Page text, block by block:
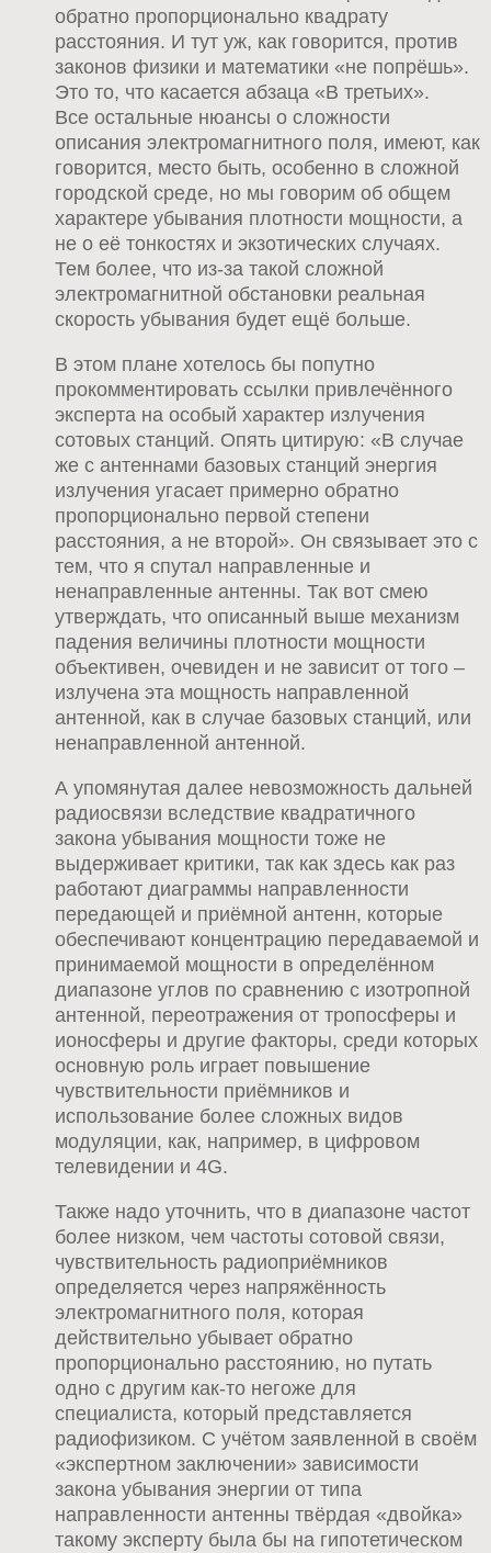
обратно пропорционально квадрату
расстояния. И тут уж, как говорится, против
законов физики и математики «не попрёшь».
Это то, что касается абзаца «В третьих».
Все остальные нюансы о сложности
описания электромагнитного поля, имеют, как
говорится, место быть, особенно в сложной
городской среде, но мы говорим об общем
характере убывания плотности мощности, а
не о её тонкостях и экзотических случаях.
Тем более, что из-за такой сложной
электромагнитной обстановки реальная
скорость убывания будет ещё больше.
В этом плане хотелось бы попутно
прокомментировать ссылки привлечённого
эксперта на особый характер излучения
сотовых станций. Опять цитирую: «В случае
же с антеннами базовых станций энергия
излучения угасает примерно обратно
пропорционально первой степени
расстояния, а не второй». Он связывает это с
тем, что я спутал направленные и
ненаправленные антенны. Так вот смею
утверждать, что описанный выше механизм
падения величины плотности мощности
объективен, очевиден и не зависит от того –
излучена эта мощность направленной
антенной, как в случае базовых станций, или
ненаправленной антенной.
А упомянутая далее невозможность дальней
радиосвязи вследствие квадратичного
закона убывания мощности тоже не
выдерживает критики, так как здесь как раз
работают диаграммы направленности
передающей и приёмной антенн, которые
обеспечивают концентрацию передаваемой и
принимаемой мощности в определённом
диапазоне углов по сравнению с изотропной
антенной, переотражения от тропосферы и
ионосферы и другие факторы, среди которых
основную роль играет повышение
чувствительности приёмников и
использование более сложных видов
модуляции, как, например, в цифровом
телевидении и 4G.
Также надо уточнить, что в диапазоне частот
более низком, чем частоты сотовой связи,
чувствительность радиоприёмников
определяется через напряжённость
электромагнитного поля, которая
действительно убывает обратно
пропорционально расстоянию, но путать
одно с другим как-то негоже для
специалиста, который представляется
радиофизиком. С учётом заявленной в своём
«экспертном заключении» зависимости
закона убывания энергии от типа
направленности антенны твёрдая «двойка»
такому эксперту была бы на гипотетическом